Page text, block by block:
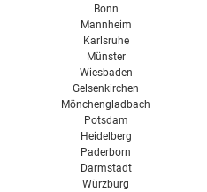
Bonn
Mannheim
Karlsruhe
Münster
Wiesbaden
Gelsenkirchen
Mönchengladbach
Potsdam
Heidelberg
Paderborn
Darmstadt
Würzburg